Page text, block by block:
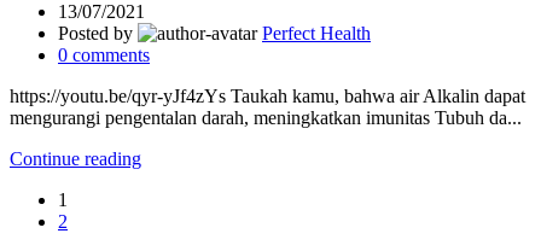
13/07/2021
Posted by
Perfect Health
0 comments
https://youtu.be/qyr-yJf4zYs Taukah kamu, bahwa air Alkalin dapat
mengurangi pengentalan darah, meningkatkan imunitas Tubuh da...
Continue reading
1
2